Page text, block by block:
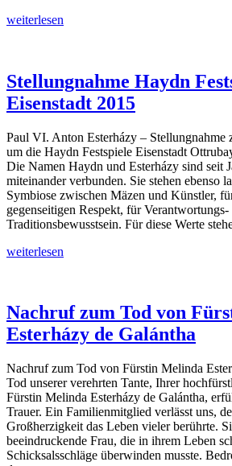
Stellungnahme
2016
weiterlesen
Stellungnahme Haydn
Eisenstadt 2015
Paul VI. Anton Esterházy – Stellungnahme
um die Haydn Festspiele Eisenstadt
Die Namen Haydn und Esterházy sind seit
miteinander verbunden. Sie stehen ebenso
Symbiose zwischen Mäzen und Künstler,
gegenseitigen Respekt, für Verantwortungs-
Traditionsbewusstsein. Für diese Werte
Stellungnahme
2015
weiterlesen
Nachruf zum Tod von
Esterházy de Galántha
Nachruf zum Tod von Fürstin Melinda
Tod unserer verehrten Tante, Ihrer
Fürstin Melinda Esterházy de Galántha,
Trauer. Ein Familienmitglied verlässt uns,
Großherzigkeit das Leben vieler berührte.
beeindruckende Frau, die in ihrem Leben
Schicksalsschläge überwinden musste.